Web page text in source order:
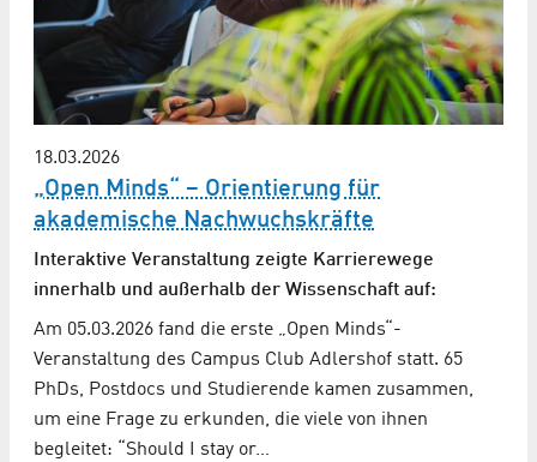
18.03.2026
„Open Minds“ – Orientierung für
akademische Nachwuchskräfte
Interaktive Veranstaltung zeigte Karrierewege
innerhalb und außerhalb der Wissenschaft auf:
Am 05.03.2026 fand die erste „Open Minds“-
Veranstaltung des Campus Club Adlershof statt. 65
PhDs, Postdocs und Studierende kamen zusammen,
um eine Frage zu erkunden, die viele von ihnen
begleitet: “Should I stay or…